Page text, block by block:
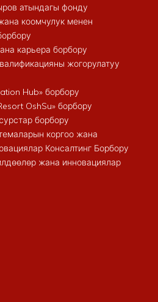
атындагы фонду
коомчулук менен
карьера борбору
жогорулатуу
Hub» борбору
OshSu» борбору
борбору
коргоо жана
Консалтинг Борбору
жана инновациялар